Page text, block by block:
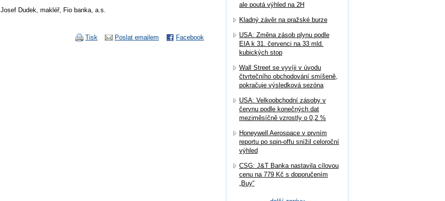
Josef Dudek, makléř, Fio banka, a.s.
Facebook
Poslat emailem
Tisk
ale poutá výhled na 2H
Kladný závěr na pražské burze
USA: Změna zásob plynu podle
EIA k 31. červenci na 33 mld.
kubických stop
Wall Street se vyvíji v úvodu
čtvrtečního obchodování smíšeně,
pokračuje výsledková sezóna
USA: Velkoobchodní zásoby v
červnu podle konečných dat
meziměsíčně vzrostly o 0,2 %
Honeywell Aerospace v prvním
reportu po spin-offu snížil celoroční
výhled
CSG: J&T Banka nastavila cílovou
cenu na 779 Kč s doporučením
„Buy“